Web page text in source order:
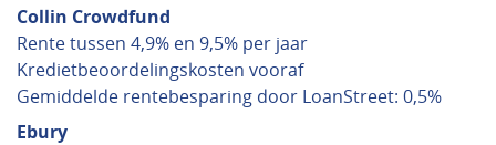
Collin Crowdfund
Rente tussen 4,9% en 9,5% per jaar
Kredietbeoordelingskosten vooraf
Gemiddelde rentebesparing door LoanStreet: 0,5%
Ebury